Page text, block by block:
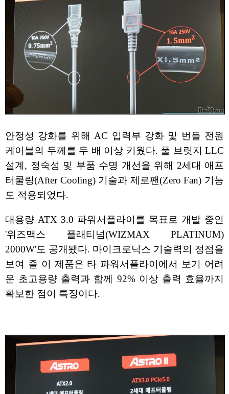
안정성 강화를 위해 AC 입력부 강화 및 번들 전원
케이블의 두께를 두 배 이상 키웠다. 풀 브릿지 LLC
설계, 정숙성 및 부품 수명 개선을 위해 2세대 애프
터쿨링(After Cooling) 기술과 제로팬(Zero Fan) 기능
도 적용되었다.
대용량 ATX 3.0 파워서플라이를 목표로 개발 중인
'위즈맥스 플래티넘(WIZMAX PLATINUM)
2000W'도 공개됐다. 마이크로닉스 기술력의 정점을
보여 줄 이 제품은 타 파워서플라이에서 보기 어려
운 초고용량 출력과 함께 92% 이상 출력 효율까지
확보한 점이 특징이다.